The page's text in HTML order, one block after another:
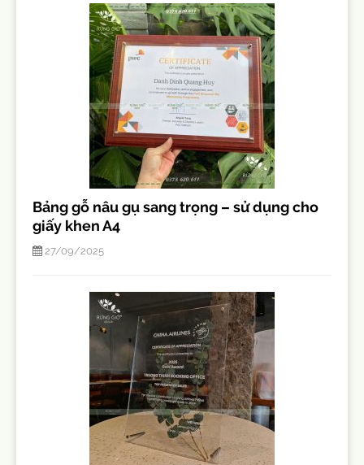
Bảng gỗ nâu gụ sang trọng – sử dụng cho
giấy khen A4
27/09/2025